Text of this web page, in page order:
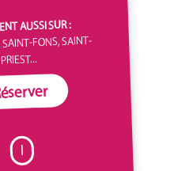
AUSSI SUR :
FONS, SAINT-
PRIEST...
I